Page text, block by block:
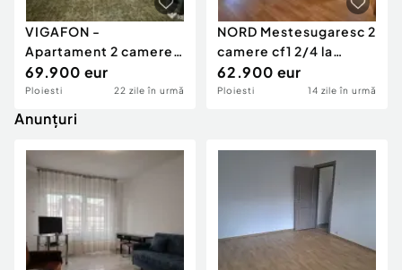
VIGAFON -
Apartament 2 camere
Domnisori
69.900 eur
Ploiesti 22 zile în urmă
NORD Mestesugaresc 2
camere cf1 2/4 la
62900 eu
62.900 eur
Ploiesti 14 zile în urmă
Anunțuri